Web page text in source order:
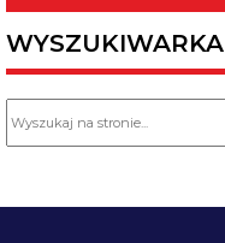
WYSZUKIWARKA